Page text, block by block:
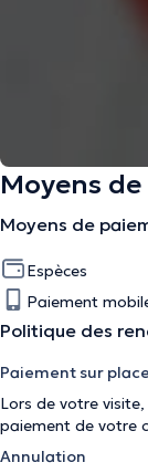
Moyens
Moyens de
Espèces
Paiement
Politique des
Paiement sur place
Lors de votre
paiement de votre
Annulation